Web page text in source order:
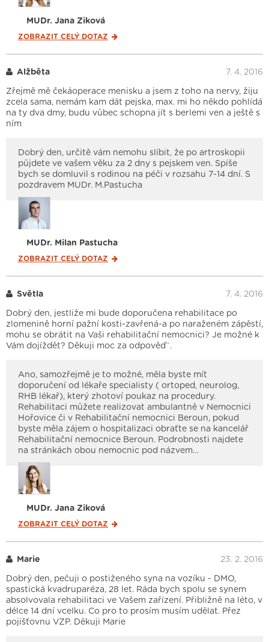
MUDr. Jana Ziková
ZOBRAZIT CELÝ DOTAZ
Alžběta 7. 4. 2016
Zřejmě mě čekáoperace menisku a jsem z toho na nervy, žiju
zcela sama, nemám kam dát pejska, max. mi ho někdo pohlídá
na ty dva dmy, budu vůbec schopna jít s berlemi ven a ještě s
ním
Dobrý den, určitě vám nemohu slíbit, že po artroskopii
půjdete ve vašem věku za 2 dny s pejskem ven. Spíše
bych se domluvil s rodinou na péči v rozsahu 7-14 dní. S
pozdravem MUDr. M.Pastucha
MUDr. Milan Pastucha
ZOBRAZIT CELÝ DOTAZ
Světla 7. 4. 2016
Dobrý den, jestliže mi bude doporučena rehabilitace po
zlomenině horní pažní kosti-zavřená-a po naraženém zápěstí,
mohu se obrátit na Vaši rehabilitační nemocnici? Je možné k
Vám dojíždět? Děkuji moc za odpověď¨.
Ano, samozřejmě je to možné, měla byste mít
doporučení od lékaře specialisty ( ortoped, neurolog,
RHB lékař), který zhotoví poukaz na procedury.
Rehabilitaci můžete realizovat ambulantně v Nemocnici
Hořovice či v Rehabilitační nemocnici Beroun, pokud
byste měla zájem o hospitalizaci obraťte se na kancelář
Rehabilitační nemocnice Beroun. Podrobnosti najdete
na stránkách obou nemocnic pod názvem…
MUDr. Jana Ziková
ZOBRAZIT CELÝ DOTAZ
Marie 23. 2. 2016
Dobrý den, pečuji o postiženého syna na vozíku - DMO,
spastická kvadruparéza, 28 let. Ráda bych spolu se synem
absolvovala rehabilitaci ve Vašem zařízení. Přibližně na léto, v
délce 14 dní vcelku. Co pro to prosím musím udělat. Přez
pojišťovnu VZP. Děkuji Marie